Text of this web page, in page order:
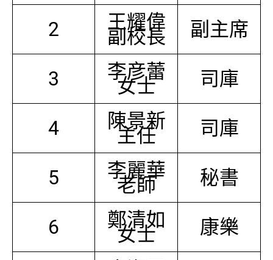
2 王耀偉
副校長 副主席
3 李彦蕾
女士 司庫
4 陳景新
主任 司庫
5 李麗華
老師 秘書
6 鄭清如
女士 康樂